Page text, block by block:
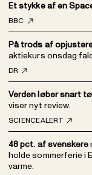
Et stykke af en
BBC
På trods af
aktiekurs onsdag
DR
Verden løber snart
viser nyt review.
SCIENCEALERT
48 pct. af svenskere
holde sommerferie i
varme.